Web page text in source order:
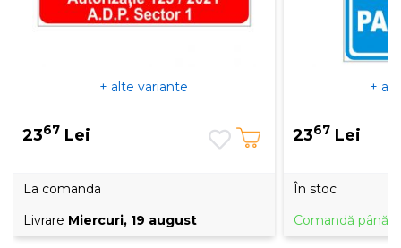
+ alte variante
2367 Lei
La comanda
Livrare Miercuri, 19 august
+
2367Lei
În stoc
Comandă până